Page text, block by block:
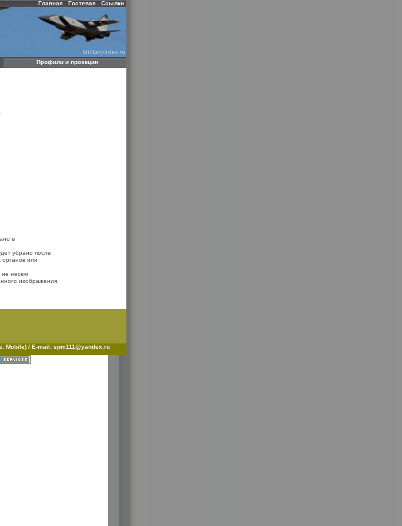
Главная Гостевая Ссылки
Профили и проэкции
в
убрано после
органов или
не несем
изображения.
Mobile) / E-mail: spm111@yandex.ru